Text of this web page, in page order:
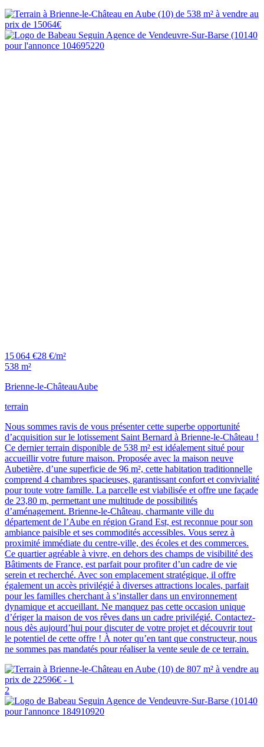
15 064 €28 €/m²
538 m²
Brienne-le-ChâteauAube
terrain
Nous sommes ravis de vous présenter cette superbe opportunité
d’acquisition sur le lotissement Saint Bernard à Brienne-le-Château !
Ce dernier terrain disponible de 538 m² est idéalement situé pour
accueillir votre future maison. Proposée avec la maison neuve
Aubetière, d’une superficie de 96 m², cette habitation traditionnelle
comprend 4 chambres spacieuses, garantissant confort et convivialité
pour toute votre famille. La parcelle est viabilisée et offre une façade
de 23,80 m, permettant une multitude de possibilités
d’aménagement. Brienne-le-Château, charmante ville du
département de l’Aube en région Grand Est, est reconnue pour son
ambiance paisible et ses commodités accessibles. Vous serez à
proximité immédiate du centre-ville, des écoles et des commerces.
Ce quartier agréable à vivre, en dehors des champs de visibilité des
Bâtiments de France, est parfait pour profiter d’un cadre de vie
serein et recherché. Avec son emplacement stratégique, il offre
également un accès privilégié à diverses attractions locales, parfait
pour les familles cherchant à s’installer dans un environnement
dynamique et accueillant. Ne manquez pas cette occasion unique
d’ériger la maison de vos rêves dans un cadre privilégié. Contactez-
nous dès aujourd’hui pour discuter de votre projet et découvrir tout
le potentiel de cette offre ! À noter qu’en tant que constructeur, nous
ne sommes pas mandatés pour réaliser la vente seule de ce terrain.
2